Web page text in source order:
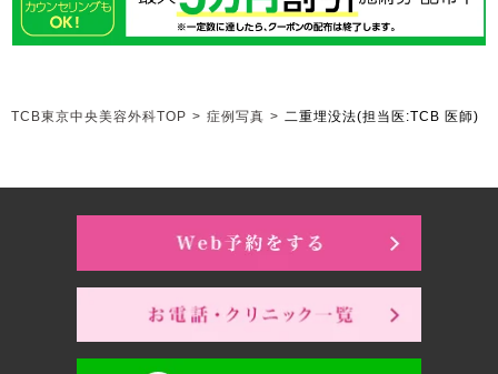
TCB東京中央美容外科TOP > 症例写真 > 二重埋没法(担当医:TCB 医師)